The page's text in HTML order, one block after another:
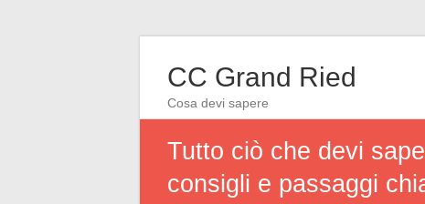
CC Grand Ried
Cosa devi sapere
Tutto ciò che devi
consigli e passaggi